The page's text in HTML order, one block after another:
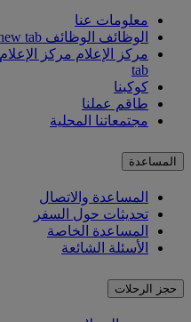
معلومات عنا
الوظائف الوظائف Opens an external link in a new tab
مركز الإعلام
tab
كوكبنا
طاقم عملنا
مجتمعاتنا المحلية
المساعدة
المساعدة والاتصال
تحديثات حول السفر
المساعدة الخاصة
الأسئلة الشائعة
حجز الرحلات